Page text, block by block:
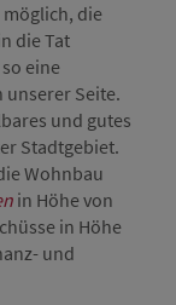
die
die Tat
eine
Seite.
und gutes
Stadtgebiet.
Wohnbau
in Höhe von
in Höhe
und